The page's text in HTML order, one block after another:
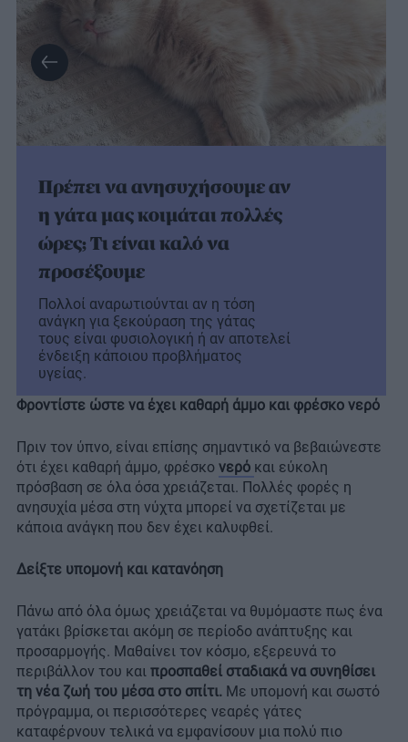
Πρέπει να ανησυχήσουμε αν
η γάτα μας κοιμάται πολλές
ώρες; Τι είναι καλό να
προσέξουμε
Πολλοί αναρωτιούνται αν η τόση
ανάγκη για ξεκούραση της γάτας
τους είναι φυσιολογική ή αν αποτελεί
ένδειξη κάποιου προβλήματος
υγείας.
Φροντίστε ώστε να έχει καθαρή άμμο και φρέσκο νερό
Πριν τον ύπνο, είναι επίσης σημαντικό να βεβαιώνεστε
ότι έχει καθαρή άμμο, φρέσκο νερό και εύκολη
πρόσβαση σε όλα όσα χρειάζεται. Πολλές φορές η
ανησυχία μέσα στη νύχτα μπορεί να σχετίζεται με
κάποια ανάγκη που δεν έχει καλυφθεί.
Δείξτε υπομονή και κατανόηση
Πάνω από όλα όμως χρειάζεται να θυμόμαστε πως ένα
γατάκι βρίσκεται ακόμη σε περίοδο ανάπτυξης και
προσαρμογής. Μαθαίνει τον κόσμο, εξερευνά το
περιβάλλον του και προσπαθεί σταδιακά να συνηθίσει
τη νέα ζωή του μέσα στο σπίτι. Με υπομονή και σωστό
πρόγραμμα, οι περισσότερες νεαρές γάτες
καταφέρνουν τελικά να εμφανίσουν μια πολύ πιο